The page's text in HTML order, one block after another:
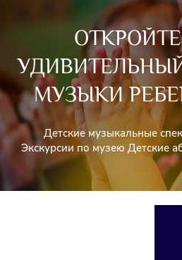
ОТКРОЙТЕ
МУЗЫКИ
Детские музыкальные
Экскурсии по музею Детские